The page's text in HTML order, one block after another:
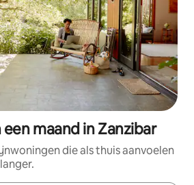
maand in Zanzibar
die als thuis aanvoelen